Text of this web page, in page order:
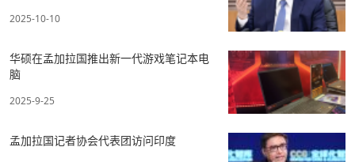
2025-10-10
华硕在孟加拉国推出新一代游戏笔记本电
脑
2025-9-25
孟加拉国记者协会代表团访问印度